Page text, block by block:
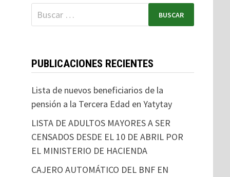
PUBLICACIONES RECIENTES
Lista de nuevos beneficiarios de la
pensión a la Tercera Edad en Yatytay
LISTA DE ADULTOS MAYORES A SER
CENSADOS DESDE EL 10 DE ABRIL POR
EL MINISTERIO DE HACIENDA
CAJERO AUTOMÁTICO DEL BNF EN